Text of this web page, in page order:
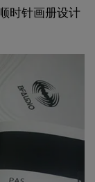
时针画册设计